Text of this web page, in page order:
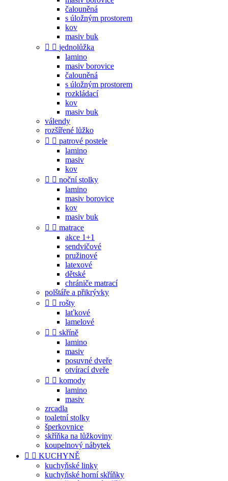
čalouněná
s úložným prostorem
kov
masiv buk
  jednolůžka
lamino
masiv borovice
čalouněná
s úložným prostorem
rozkládací
kov
masiv buk
válendy
rozšířené lůžko
  patrové postele
lamino
masiv
kov
  noční stolky
lamino
masiv borovice
kov
masiv buk
  matrace
akce 1+1
sendvičové
pružinové
latexové
dětské
chrániče matrací
polštáře a přikrývky
  rošty
laťkové
lamelové
  skříně
lamino
masiv
posuvné dveře
otvírací dveře
  komody
lamino
masiv
zrcadla
toaletní stolky
šperkovnice
skříňka na lůžkoviny
koupelnový nábytek
  KUCHYNĚ
kuchyňské linky
kuchyňské horní skříňky